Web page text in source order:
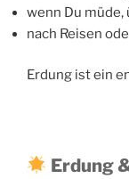
wenn Du
nach Reisen
Erdung ist ein
Erdung